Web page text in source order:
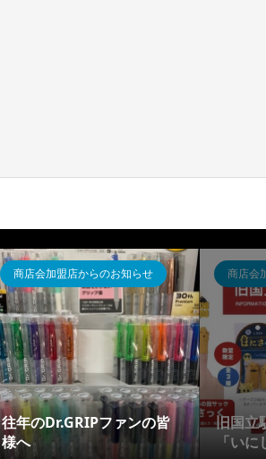
商店会加盟店からのお知らせ
往年のDr.GRIPファンの皆
様へ
商店会
旧国立
「い